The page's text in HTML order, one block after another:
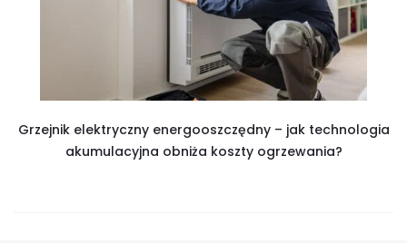
Grzejnik elektryczny energooszczędny – jak technologia
akumulacyjna obniża koszty ogrzewania?